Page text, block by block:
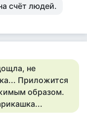
счёт людей.
не
Приложится
образом.